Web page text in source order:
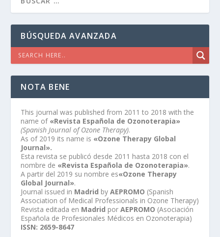
BÚSQUEDA AVANZADA
NOTA BENE
This journal was published from 2011 to 2018 with the
name of «Revista Española de Ozonoterapia»
(Spanish Journal of Ozone Therapy).
As of 2019 its name is «Ozone Therapy Global
Journal».
Esta revista se publicó desde 2011 hasta 2018 con el
nombre de «Revista Española de Ozonoterapia».
A partir del 2019 su nombre es«Ozone Therapy
Global Journal».
Journal issued in Madrid byAEPROMO (Spanish
Association of Medical Professionals in Ozone Therapy)
Revista editada en Madrid porAEPROMO (Asociación
Española de Profesionales Médicos en Ozonoterapia)
ISSN: 2659-8647